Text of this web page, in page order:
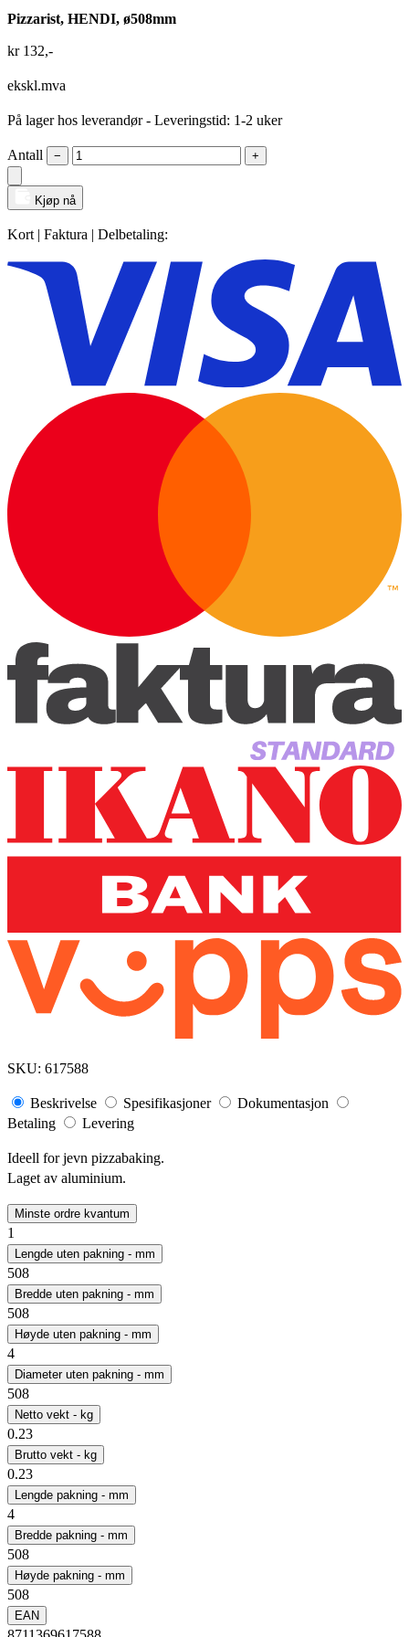
Pizzarist, HENDI, ø508mm
kr132,-
ekskl.mva
På lager hos leverandør- Leveringstid: 1-2 uker
Antall − +
Kjøp nå
Kort | Faktura | Delbetaling:
SKU: 617588
Beskrivelse Spesifikasjoner
Dokumentasjon
Betaling
Levering
Ideell for jevn pizzabaking.
Laget av aluminium.
Minste ordre kvantum
1
Lengde uten pakning - mm
508
Bredde uten pakning - mm
508
Høyde uten pakning - mm
4
Diameter uten pakning - mm
508
Netto vekt - kg
0.23
Brutto vekt - kg
0.23
Lengde pakning - mm
4
Bredde pakning - mm
508
Høyde pakning - mm
508
EAN